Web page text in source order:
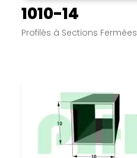
1010-14
Profilés à Sections Fermées